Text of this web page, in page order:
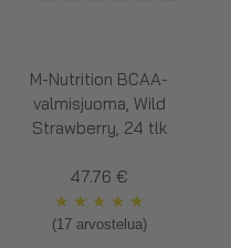
M-Nutrition BCAA-
valmisjuoma, Wild
Strawberry, 24 tlk
47.76 €
★ ★ ★ ★ ★
(17 arvostelua)